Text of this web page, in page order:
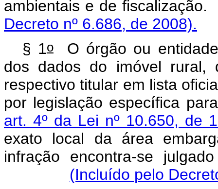
ambientais e de
Decreto nº 6.686, de 2008).
§ 1oO órgão ou entidade
dos dados do imóvel
respectivo titular em lista
por legislação específica
art. 4º da Lei nº 10.650, de
exato local da área
infração encontra-se
(Incluído pelo